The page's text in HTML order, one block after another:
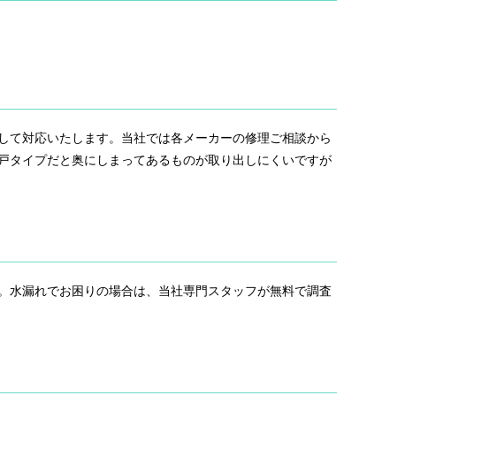
対応いたします。当社では各メーカーの修理ご相談から
イプだと奥にしまってあるものが取り出しにくいですが
漏れでお困りの場合は、当社専門スタッフが無料で調査